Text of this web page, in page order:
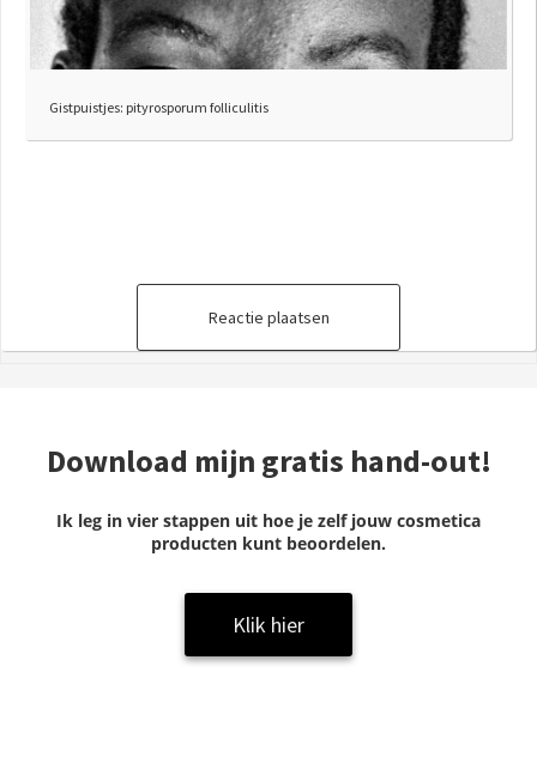
Gistpuistjes: pityrosporum folliculitis
Reactie plaatsen
Download mijn gratis hand-out!
Ik leg in vier stappen uit hoe je zelf jouw cosmetica
producten kunt beoordelen.
Klik hier